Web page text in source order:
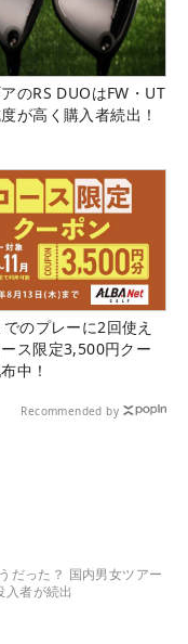
のRS DUOはFW・UT
が高く購入者続出！
のプレーに2回使え
ス限定3,500円クー
中！
Recommended by
だった？ 国内男女ツアー
入者が続出